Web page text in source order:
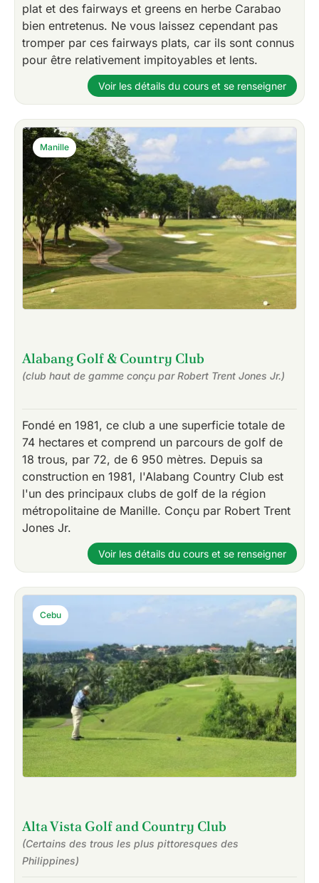
plat et des fairways et greens en herbe Carabao
bien entretenus. Ne vous laissez cependant pas
tromper par ces fairways plats, car ils sont connus
pour être relativement impitoyables et lents.
Voir les détails du cours et se renseigner
Alabang Golf & Country Club
(club haut de gamme conçu par Robert Trent Jones Jr.)
Fondé en 1981, ce club a une superficie totale de
74 hectares et comprend un parcours de golf de
18 trous, par 72, de 6 950 mètres. Depuis sa
construction en 1981, l'Alabang Country Club est
l'un des principaux clubs de golf de la région
métropolitaine de Manille. Conçu par Robert Trent
Jones Jr.
Manille
Voir les détails du cours et se renseigner
Alta Vista Golf and Country Club
(Certains des trous les plus pittoresques des
Philippines)
Cebu